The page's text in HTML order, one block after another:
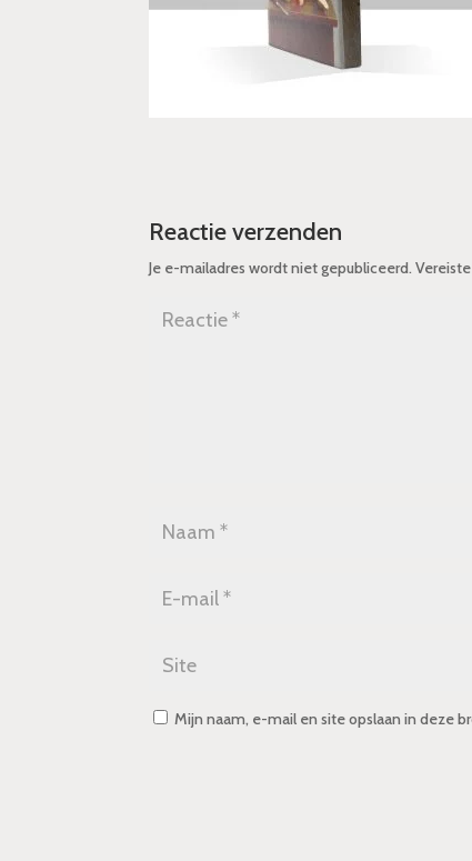
Reactie verzenden
Je e-mailadres wordt niet gepubliceerd.
Mijn naam, e-mail en site opslaan in deze